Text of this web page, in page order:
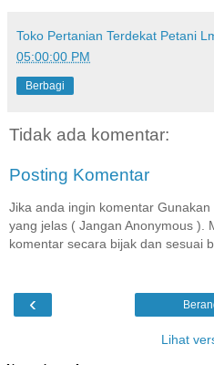
Toko Pertanian Terdekat Petani
05:00:00 PM
Berbagi
Tidak ada komentar:
Posting Komentar
Jika anda ingin komentar
yang jelas ( Jangan Anonymous ).
komentar secara bijak dan sesuai
‹
Lihat